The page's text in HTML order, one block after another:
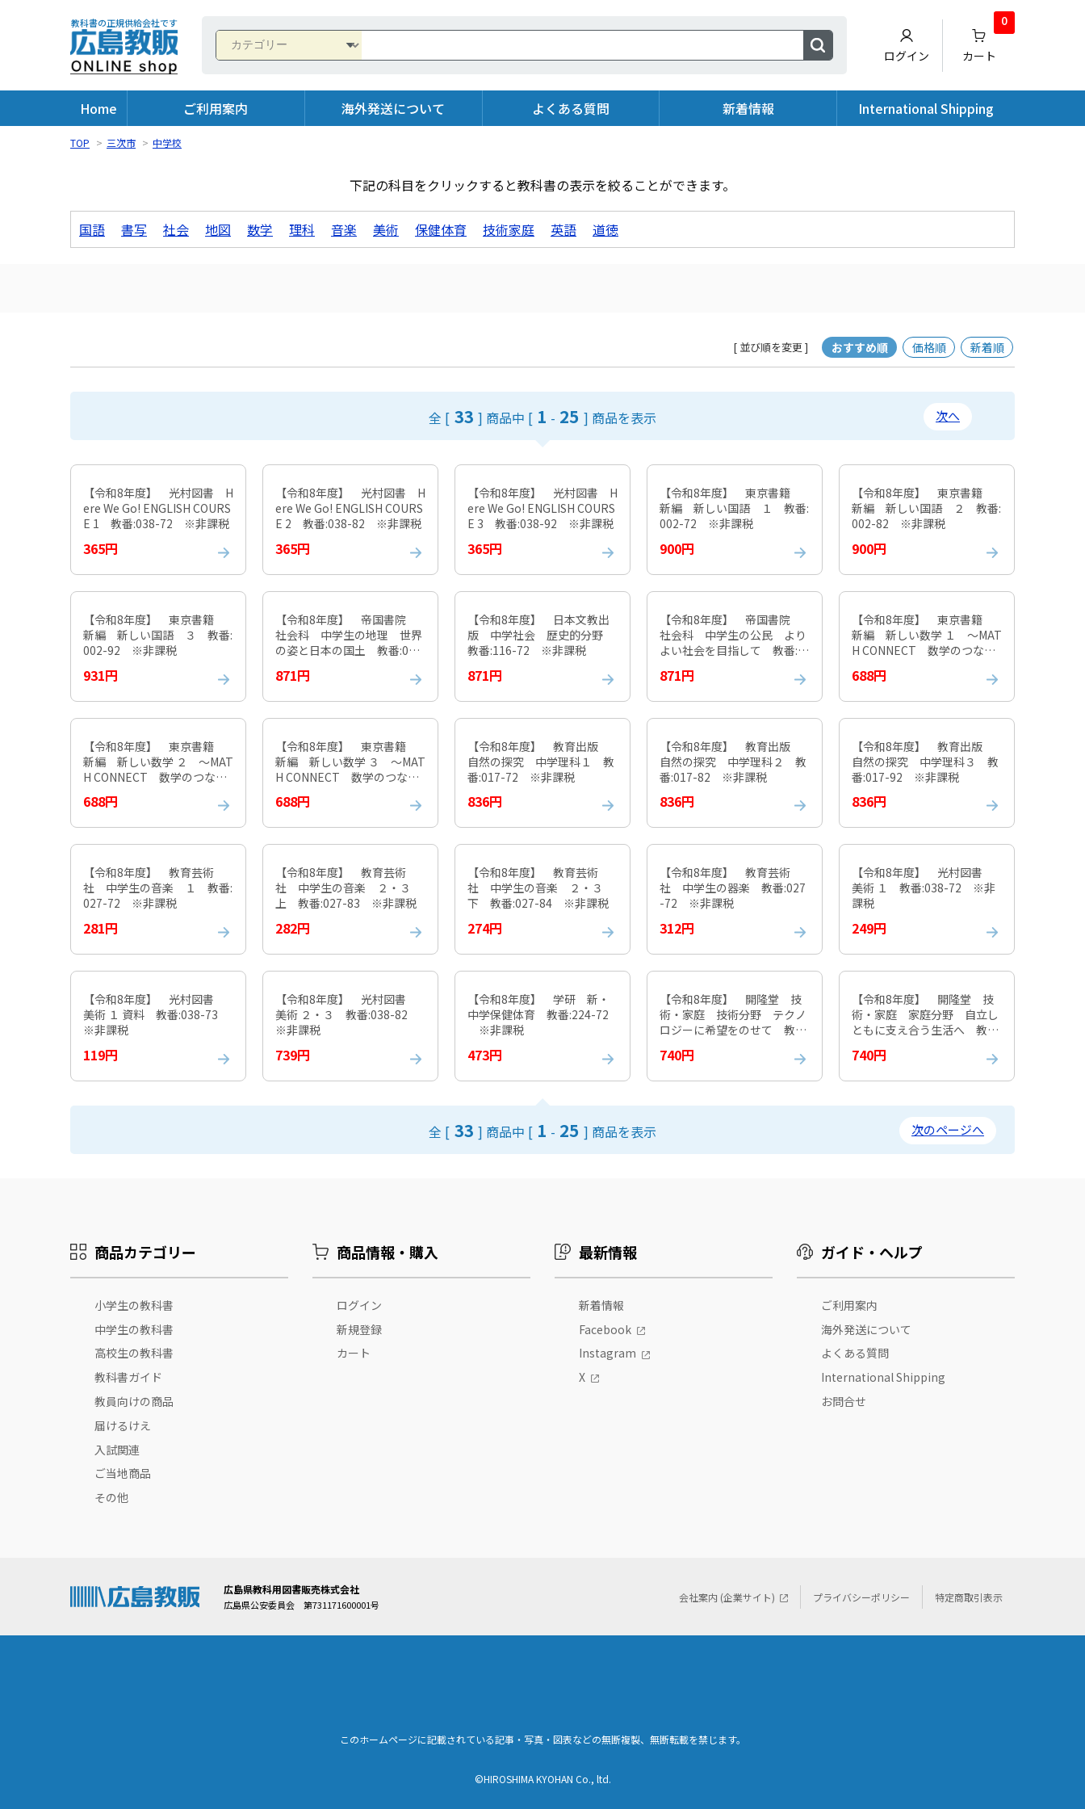
教科書の正規供給会社です
ログイン カート
0
Home ご利用案内 海外発送について よくある質問 新着情報 International Shipping
TOP > 三次市 > 中学校
下記の科目をクリックすると教科書の表示を絞ることができます。
国語 書写 社会 地図 数学 理科 音楽 美術 保健体育 技術家庭 英語 道徳
[ 並び順を変更 ] おすすめ順 価格順 新着順
全 [ 33 ] 商品中 [ 1 - 25 ] 商品を表示 次へ
【令和8年度】 光村図書 H
ere We Go! ENGLISH COURS
E 1 教番:038-72 ※非課税
365円
【令和8年度】 光村図書 H
ere We Go! ENGLISH COURS
E 2 教番:038-82 ※非課税
365円
【令和8年度】 光村図書 H
ere We Go! ENGLISH COURS
E 3 教番:038-92 ※非課税
365円
【令和8年度】 東京書籍
新編 新しい国語 １ 教番:
002-72 ※非課税
900円
【令和8年度】 東京書籍
新編 新しい国語 ２ 教番:
002-82 ※非課税
900円
【令和8年度】 東京書籍
新編 新しい国語 ３ 教番:
002-92 ※非課税
931円
【令和8年度】 帝国書院
社会科 中学生の地理 世界
の姿と日本の国土 教番:046
871円
【令和8年度】 日本文教出
版 中学社会 歴史的分野
教番:116-72 ※非課税
871円
【令和8年度】 帝国書院
社会科 中学生の公民 より
よい社会を目指して 教番:0
871円
【令和8年度】 東京書籍
新編 新しい数学 １ ～MAT
H CONNECT 数学のつなが
税
688円
【令和8年度】 東京書籍
新編 新しい数学 ２ ～MAT
H CONNECT 数学のつなが
税
688円
【令和8年度】 東京書籍
新編 新しい数学 ３ ～MAT
H CONNECT 数学のつなが
税
688円
【令和8年度】 教育出版
自然の探究 中学理科１ 教
番:017-72 ※非課税
836円
【令和8年度】 教育出版
自然の探究 中学理科２ 教
番:017-82 ※非課税
836円
【令和8年度】 教育出版
自然の探究 中学理科３ 教
番:017-92 ※非課税
836円
【令和8年度】 教育芸術
社 中学生の音楽 １ 教番:
027-72 ※非課税
281円
【令和8年度】 教育芸術
社 中学生の音楽 ２・３
上 教番:027-83 ※非課税
282円
【令和8年度】 教育芸術
社 中学生の音楽 ２・３
下 教番:027-84 ※非課税
274円
【令和8年度】 教育芸術
社 中学生の器楽 教番:027
-72 ※非課税
312円
【令和8年度】 光村図書
美術 １ 教番:038-72 ※非
課税
249円
【令和8年度】 光村図書
美術 １ 資料 教番:038-73
※非課税
119円
【令和8年度】 光村図書
美術 ２・３ 教番:038-82
※非課税
739円
【令和8年度】 学研 新・
中学保健体育 教番:224-72
※非課税
473円
【令和8年度】 開隆堂 技
術・家庭 技術分野 テクノ
ロジーに希望をのせて 教番:
740円
【令和8年度】 開隆堂 技
術・家庭 家庭分野 自立し
ともに支え合う生活へ 教番:
740円
全 [ 33 ] 商品中 [ 1 - 25 ] 商品を表示 次のページへ
商品カテゴリー
小学生の教科書
中学生の教科書
高校生の教科書
教科書ガイド
教員向けの商品
届けるけえ
入試関連
ご当地商品
その他
商品情報・購入
ログイン
新規登録
カート
最新情報
新着情報
Facebook
Instagram
X
ガイド・ヘルプ
ご利用案内
海外発送について
よくある質問
International Shipping
お問合せ
広島県教科用図書販売株式会社
広島県公安委員会 第731171600001号
会社案内 (企業サイト) プライバシーポリシー 特定商取引表示
このホームページに記載されている記事・写真・図表などの無断複製、無断転載を禁じます。
©HIROSHIMA KYOHAN Co., ltd.